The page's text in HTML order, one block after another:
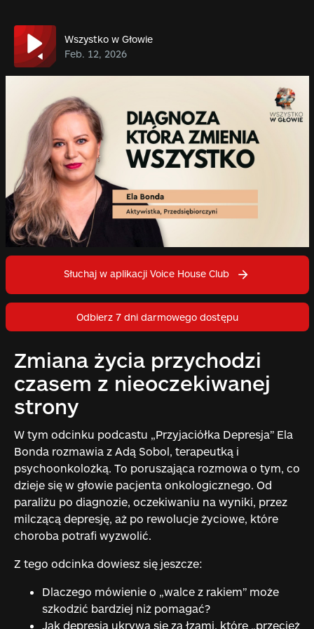
Wszystko w Głowie
Feb. 12, 2026
Słuchaj w aplikacji Voice House Club
Odbierz 7 dni darmowego dostępu
Zmiana życia przychodzi
czasem z nieoczekiwanej
strony
W tym odcinku podcastu „Przyjaciółka Depresja” Ela
Bonda rozmawia z Adą Sobol, terapeutką i
psychoonkolożką. To poruszająca rozmowa o tym, co
dzieje się w głowie pacjenta onkologicznego. Od
paraliżu po diagnozie, oczekiwaniu na wyniki, przez
milczącą depresję, aż po rewolucje życiowe, które
choroba potrafi wyzwolić.
Z tego odcinka dowiesz się jeszcze:
Dlaczego mówienie o „walce z rakiem” może
szkodzić bardziej niż pomagać?
Jak depresja ukrywa się za łzami, które „przecież